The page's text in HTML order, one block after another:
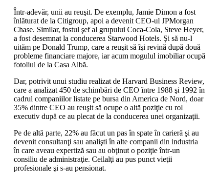
Într-adevăr, unii au reuşit. De exemplu, Jamie Dimon a fost
înlăturat de la Citigroup, apoi a devenit CEO-ul JPMorgan
Chase. Similar, fostul şef al grupului Coca-Cola, Steve Heyer,
a fost desemnat la conducerea Starwood Hotels. Şi să nu-l
uităm pe Donald Trump, care a reuşit să îşi revină după două
probleme financiare majore, iar acum mogulul imobiliar ocupă
fotoliul de la Casa Albă.
Dar, potrivit unui studiu realizat de Harvard Business Review,
care a analizat 450 de schimbări de CEO între 1988 şi 1992 în
cadrul companiilor listate pe bursa din America de Nord, doar
35% dintre CEO au reuşit să ocupe o altă poziţie cu rol
executiv după ce au plecat de la conducerea unei organizaţii.
Pe de altă parte, 22% au făcut un pas în spate în carieră şi au
devenit consultanţi sau analişti în alte companii din industria
în care aveau expertiză sau au obţinut o poziţie într-un
consiliu de administraţie. Ceilalţi au pus punct vieţii
profesionale şi s-au pensio­nat.